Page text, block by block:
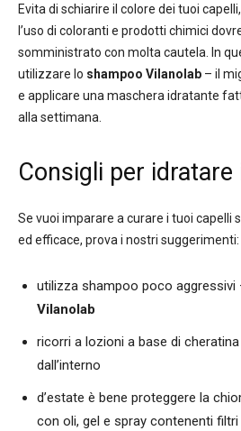
Evita di schiarire il colore dei tuoi
l’uso di coloranti e prodotti chimici
somministrato con molta cautela. In
utilizzare lo shampoo Vilanolab – il
e applicare una maschera idratante
alla settimana.
Consigli per idratare
Se vuoi imparare a curare i tuoi capelli
ed efficace, prova i nostri suggerimenti:
utilizza shampoo poco aggressivi
Vilanolab
ricorri a lozioni a base di
dall’interno
d’estate è bene proteggere la
con oli, gel e spray contenenti